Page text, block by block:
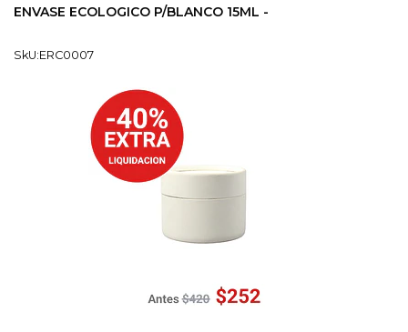
ENVASE ECOLOGICO P/BLANCO 15ML -
SkU:ERC0007